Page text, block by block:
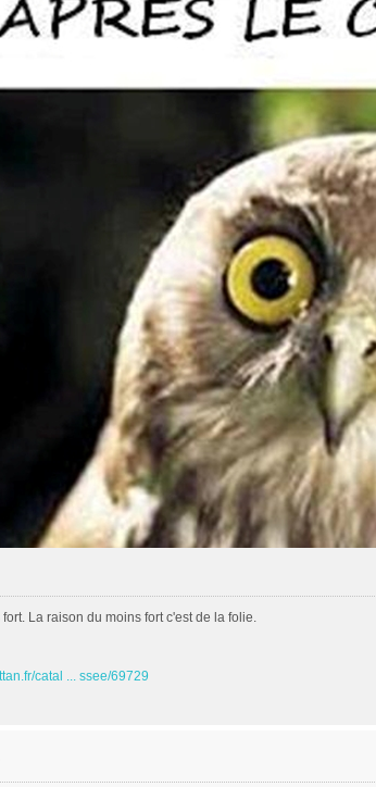
La raison du moins fort c'est de la folie.
catal ... ssee/69729